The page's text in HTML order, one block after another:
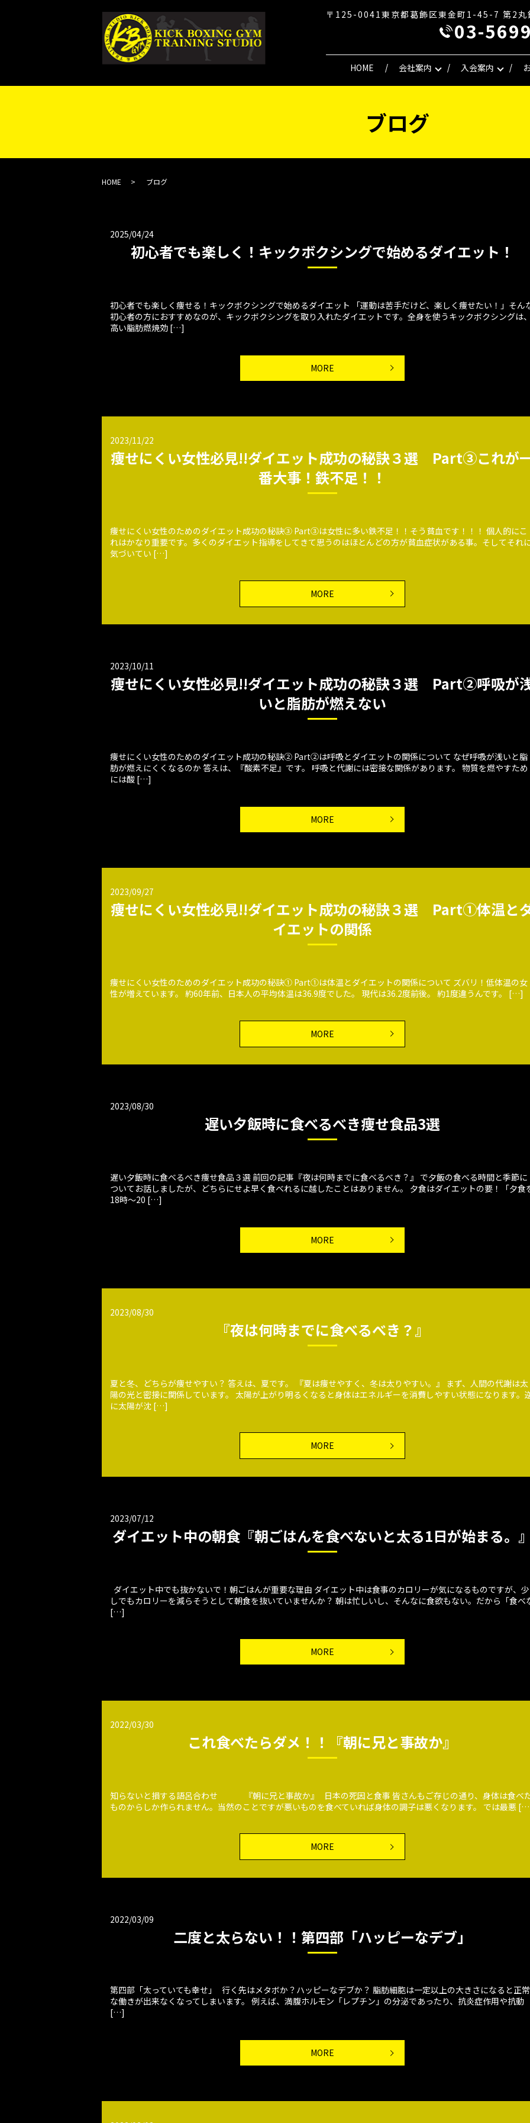
HOME 会社案内 入会案内
〒125-0041東京都葛飾区東金町1-45-7 第2丸
03-
ブログ
HOME ブログ
2025/04/24
初心者でも楽しく！キックボクシングで始めるダイエット！
初心者でも楽しく痩せる！キックボクシングで始めるダイエット 「運動は苦手だけど、楽しく痩せたい！」そん
初心者の方におすすめなのが、キックボクシングを取り入れたダイエットです。全身を使うキックボクシングは
高い脂肪燃焼効 […]
MORE
2023/11/22
痩せにくい女性必見!!ダイエット成功の秘訣３選 Part③これが
番大事！鉄不足！！
痩せにくい女性のためのダイエット成功の秘訣③ Part③は女性に多い鉄不足！！そう貧血です！！！ 個人的にこ
れはかなり重要です。多くのダイエット指導をしてきて思うのはほとんどの方が貧血症状がある事。そしてそれ
気づいてい […]
MORE
2023/10/11
痩せにくい女性必見!!ダイエット成功の秘訣３選 Part②呼吸が
いと脂肪が燃えない
痩せにくい女性のためのダイエット成功の秘訣② Part②は呼吸とダイエットの関係について なぜ呼吸が浅いと脂
肪が燃えにくくなるのか 答えは、『酸素不足』です。 呼吸と代謝には密接な関係があります。 物質を燃やすため
には酸 […]
MORE
2023/09/27
痩せにくい女性必見!!ダイエット成功の秘訣３選 Part①体温と
イエットの関係
痩せにくい女性のためのダイエット成功の秘訣① Part①は体温とダイエットの関係について ズバリ！低体温の女
性が増えています。 約60年前、日本人の平均体温は36.9度でした。 現代は36.2度前後。 約1度違うんです。 […]
MORE
2023/08/30
遅い夕飯時に食べるべき痩せ食品3選
遅い夕飯時に食べるべき痩せ食品３選 前回の記事『夜は何時までに食べるべき？』 で夕飯の食べる時間と季節に
ついてお話しましたが、どちらにせよ早く食べれるに越したことはありません。 夕食はダイエットの要！「夕食
18時～20 […]
MORE
2023/08/30
『夜は何時までに食べるべき？』
夏と冬、どちらが痩せやすい？ 答えは、夏です。 『夏は痩せやすく、冬は太りやすい。』 まず、人間の代謝は太
陽の光と密接に関係しています。 太陽が上がり明るくなると身体はエネルギーを消費しやすい状態になります。
に太陽が沈 […]
MORE
2023/07/12
ダイエット中の朝食『朝ごはんを食べないと太る1日が始まる。
ダイエット中でも抜かないで！朝ごはんが重要な理由 ダイエット中は食事のカロリーが気になるものですが、少
しでもカロリーを減らそうとして朝食を抜いていませんか？ 朝は忙しいし、そんなに食欲もない。だから「食べ
[…]
MORE
2022/03/30
これ食べたらダメ！！『朝に兄と事故か』
知らないと損する語呂合わせ 『朝に兄と事故か』 日本の死因と食事 皆さんもご存じの通り、身体は食べ
ものからしか作られません。当然のことですが悪いものを食べていれば身体の調子は悪くなります。 では最悪
MORE
2022/03/09
二度と太らない！！第四部「ハッピーなデブ」
第四部「太っていても幸せ」 行く先はメタボか？ハッピーなデブか？ 脂肪細胞は一定以上の大きさになると正常
な働きが出来なくなってしまいます。 例えば、満腹ホルモン「レプチン」の分泌であったり、抗炎症作用や抗動
[…]
MORE